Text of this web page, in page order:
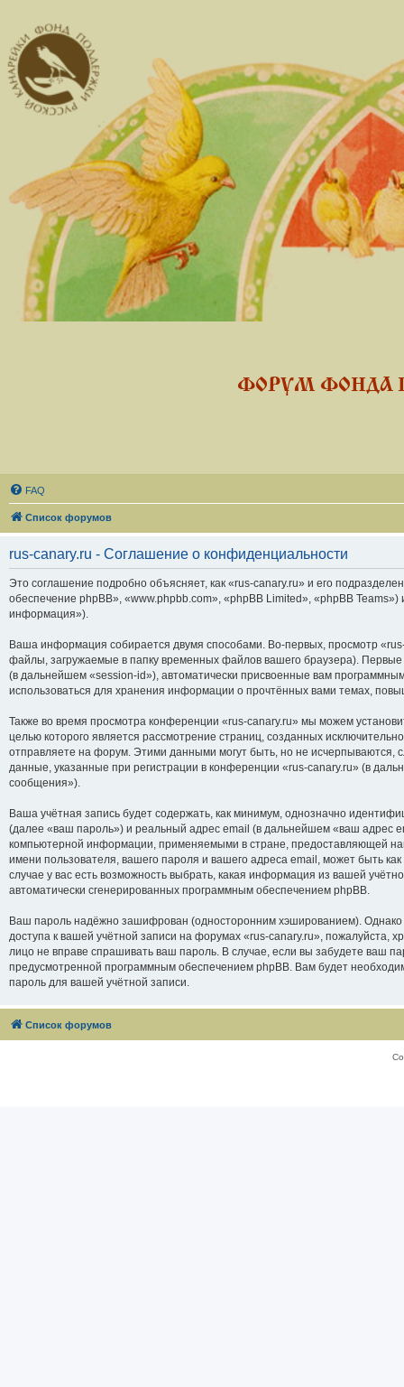
ФОРУМ ФОНДА
FAQ
Список форумов
rus-canary.ru - Соглашение о конфиденциальности
Это соглашение подробно объясняет, как «rus-canary.ru» и его
обеспечение phpBB», «www.phpbb.com», «phpBB Limited», «phpBB
информация»).
Ваша информация собирается двумя способами. Во-первых, просмотр
файлы, загружаемые в папку временных файлов вашего браузера).
(в дальнейшем «session-id»), автоматически присвоенные вам
использоваться для хранения информации о прочтённых вами темах,
Также во время просмотра конференции «rus-canary.ru» мы можем
целью которого является рассмотрение страниц, созданных
отправляете на форум. Этими данными могут быть, но не
данные, указанные при регистрации в конференции «rus-canary.ru» (в
сообщения»).
Ваша учётная запись будет содержать, как минимум, однозначно
(далее «ваш пароль») и реальный адрес email (в дальнейшем «ваш адрес
компьютерной информации, применяемыми в стране, предоставляющей
имени пользователя, вашего пароля и вашего адреса email, может быть
случае у вас есть возможность выбрать, какая информация из вашей
автоматически сгенерированных программным обеспечением phpBB.
Ваш пароль надёжно зашифрован (односторонним хэшированием). Однако
доступа к вашей учётной записи на форумах «rus-canary.ru», пожалуйста,
лицо не вправе спрашивать ваш пароль. В случае, если вы забудете ваш
предусмотренной программным обеспечением phpBB. Вам будет
пароль для вашей учётной записи.
Список форумов